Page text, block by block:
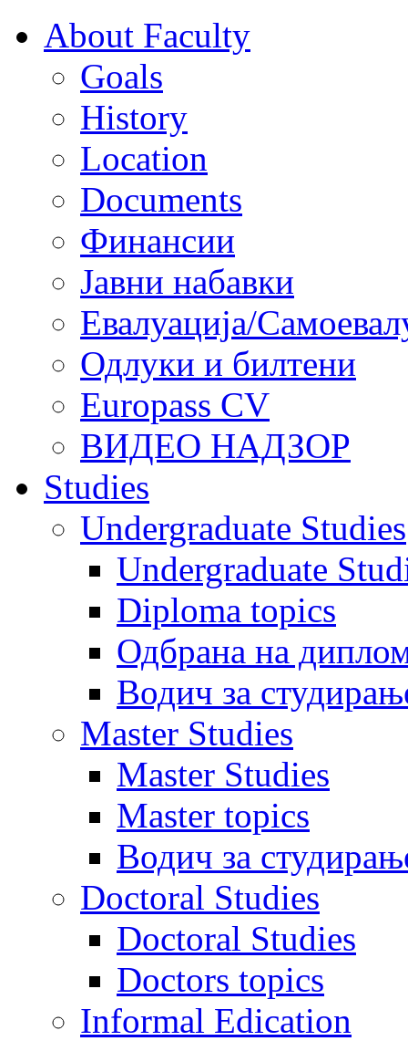
About Faculty
Goals
History
Location
Documents
Финансии
Јавни набавки
Евалуација/
Одлуки и билтени
Europass CV
ВИДЕО НАДЗОР
Studies
Undergraduate Studies
Undergraduate
Diploma topics
Одбрана на
Водич за
Master Studies
Master Studies
Master topics
Водич за
Doctoral Studies
Doctoral Studies
Doctors topics
Informal Edication